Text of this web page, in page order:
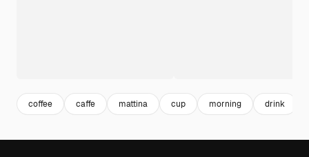
coffee caffe mattina cup morning drink